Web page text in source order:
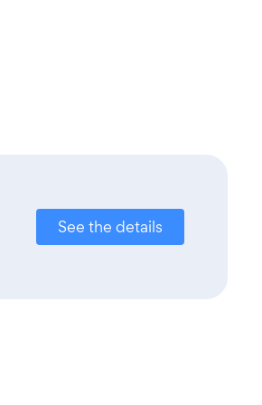
See the details